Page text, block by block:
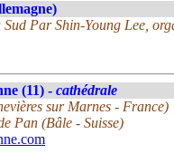
Par Shin-Young Lee,
(11) - cathédrale
sur Marnes - France)
Pan (Bâle - Suisse)